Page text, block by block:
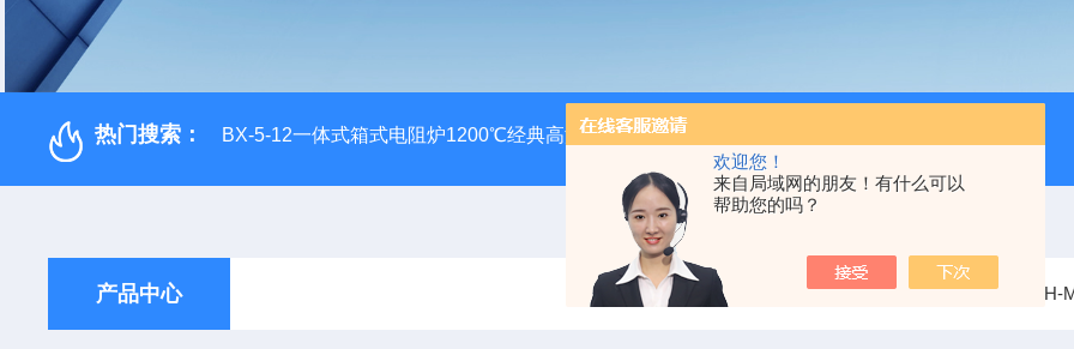
欢迎您！
来自局域网的朋友！有什么可以
帮助您的吗？
热门搜索： BX-5-12一体式箱式电阻炉1200℃经典高温马弗炉 BX-12-12H灰分含量测定马弗炉1200度电炉灰
产品中心 当前位置： 首页 产品中心 卤素水分测定仪